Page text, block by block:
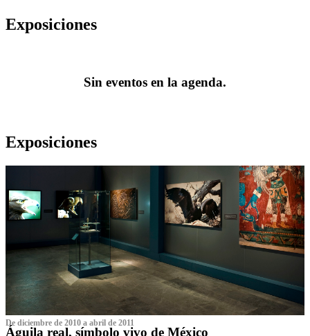
Exposiciones
Sin eventos en la agenda.
Exposiciones
De diciembre de 2010 a abril de 2011
Águila real, símbolo vivo de México